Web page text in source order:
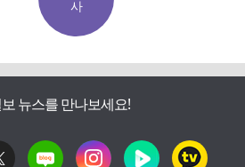
사
뉴스를 만나보세요!